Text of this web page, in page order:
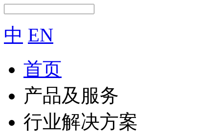
中 EN
首页
产品及服务
行业解决方案